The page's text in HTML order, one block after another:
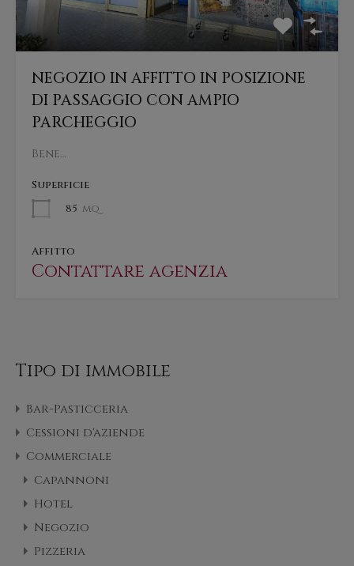
NEGOZIO IN AFFITTO IN POSIZIONE
DI PASSAGGIO CON AMPIO
PARCHEGGIO
Bene…
Superficie
85 mq
Affitto
Contattare agenzia
Tipo di immobile
Bar-Pasticceria
Cessioni d'aziende
Commerciale
Capannoni
Hotel
Negozio
Pizzeria